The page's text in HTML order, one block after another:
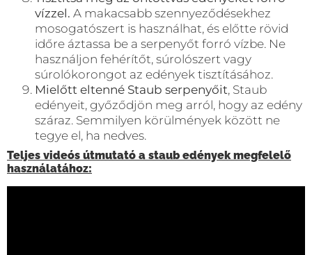
vízzel. A makacsabb szennyeződésekhez
mosogatószert is használhat, és előtte rövid
időre áztassa be a serpenyőt forró vízbe. Ne
használjon fehérítőt, súrolószert vagy
súrolókorongot az edények tisztításához.
Mielőtt eltenné Staub serpenyőit, Staub
edényeit, győződjön meg arról, hogy az edény
száraz. Semmilyen körülmények között ne
tegye el, ha nedves.
Teljes videós útmutató a staub edények megfelelő
használatához: